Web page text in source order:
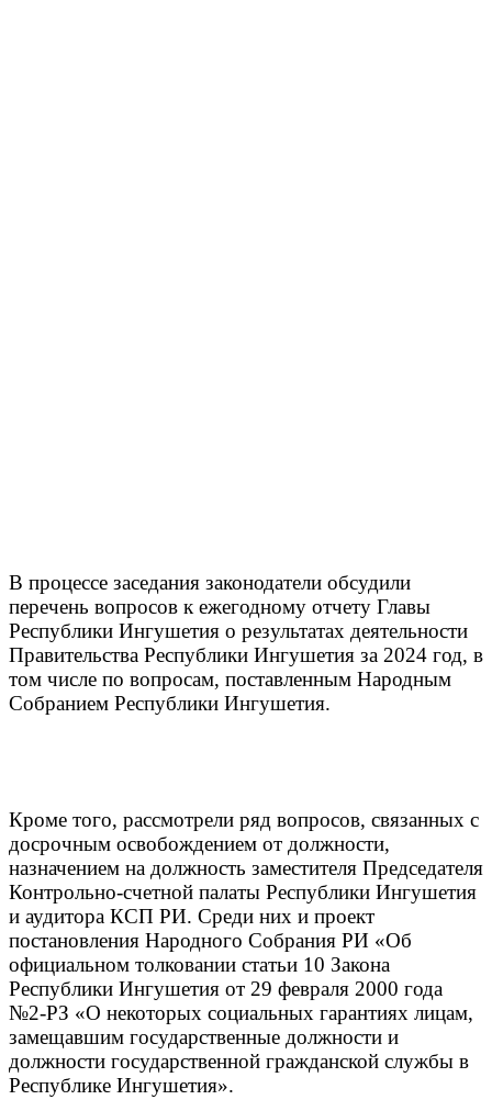
В процессе заседания законодатели обсудили
перечень вопросов к ежегодному отчету Главы
Республики Ингушетия о результатах деятельности
Правительства Республики Ингушетия за 2024 год, в
том числе по вопросам, поставленным Народным
Собранием Республики Ингушетия.
Кроме того, рассмотрели ряд вопросов, связанных с
досрочным освобождением от должности,
назначением на должность заместителя Председателя
Контрольно-счетной палаты Республики Ингушетия
и аудитора КСП РИ. Среди них и проект
постановления Народного Собрания РИ «Об
официальном толковании статьи 10 Закона
Республики Ингушетия от 29 февраля 2000 года
№2-РЗ «О некоторых социальных гарантиях лицам,
замещавшим государственные должности и
должности государственной гражданской службы в
Республике Ингушетия».